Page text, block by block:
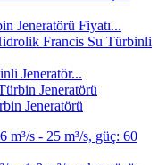
Jeneratörü Fiyatı...
Jeneratör...
Jeneratörü